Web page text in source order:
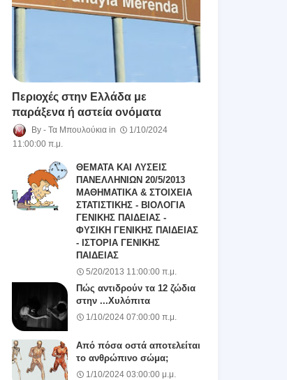
Περιοχές στην Ελλάδα με
παράξενα ή αστεία ονόματα
Τα Μπουλούκια
1/10/2024
11:00:00 π.μ.
ΘΕΜΑΤΑ ΚΑΙ ΛΥΣΕΙΣ
ΠΑΝΕΛΛΗΝΙΩΝ 20/5/2013
ΜΑΘΗΜΑΤΙΚΑ & ΣΤΟΙΧΕΙΑ
ΣΤΑΤΙΣΤΙΚΗΣ - ΒΙΟΛΟΓΙΑ
ΓΕΝΙΚΗΣ ΠΑΙΔΕΙΑΣ -
ΦΥΣΙΚΗ ΓΕΝΙΚΗΣ ΠΑΙΔΕΙΑΣ
- ΙΣΤΟΡΙΑ ΓΕΝΙΚΗΣ
ΠΑΙΔΕΙΑΣ
5/20/2013 11:00:00 π.μ.
Πώς αντιδρούν τα 12 ζώδια
στην ...Χυλόπιτα
1/10/2024 07:00:00 π.μ.
Από πόσα οστά αποτελείται
το ανθρώπινο σώμα;
1/10/2024 03:00:00 μ.μ.